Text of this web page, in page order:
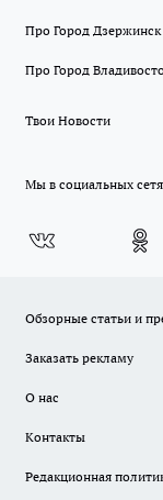
Про Город Дзержинск
Про Город
Твои Новости
Мы в социальных
Обзорные статьи и
Заказать рекламу
О нас
Контакты
Редакционная